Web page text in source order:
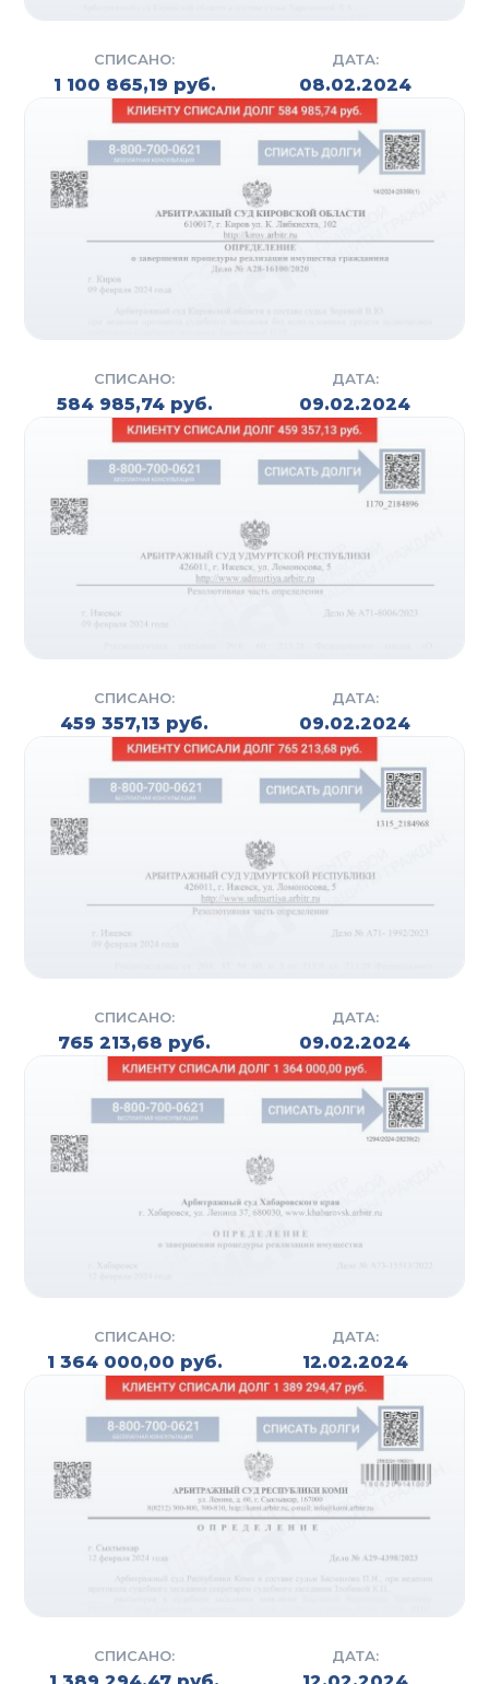
СПИСАНО:
1 100 865,19 руб.
ДАТА:
08.02.2024
СПИСАНО:
584 985,74 руб.
ДАТА:
09.02.2024
СПИСАНО:
459 357,13 руб.
ДАТА:
09.02.2024
СПИСАНО:
765 213,68 руб.
ДАТА:
09.02.2024
СПИСАНО:
1 364 000,00 руб.
ДАТА:
12.02.2024
СПИСАНО: ДАТА: